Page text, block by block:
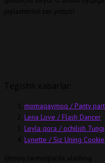
momaqaymoq / Panty
Lena Love / Flash Dancer
Leyla qora / ochilish Tungi
Lynette / Siz Uning